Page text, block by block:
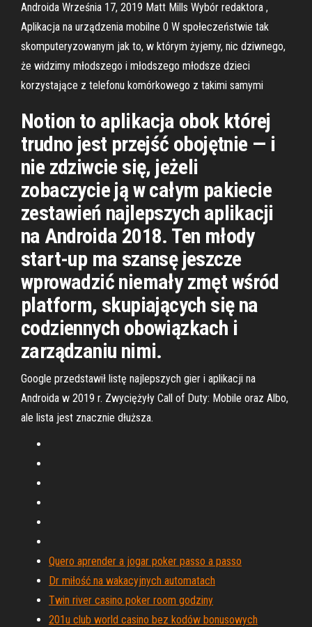
Androida Września 17, 2019 Matt Mills Wybór redaktora ,
Aplikacja na urządzenia mobilne 0 W społeczeństwie tak
skomputeryzowanym jak to, w którym żyjemy, nic dziwnego,
że widzimy młodszego i młodszego młodsze dzieci
korzystające z telefonu komórkowego z takimi samymi
Notion to aplikacja obok której
trudno jest przejść obojętnie — i
nie zdziwcie się, jeżeli
zobaczycie ją w całym pakiecie
zestawień najlepszych aplikacji
na Androida 2018. Ten młody
start-up ma szansę jeszcze
wprowadzić niemały zmęt wśród
platform, skupiających się na
codziennych obowiązkach i
zarządzaniu nimi.
Google przedstawił listę najlepszych gier i aplikacji na
Androida w 2019 r. Zwyciężyły Call of Duty: Mobile oraz Albo,
ale lista jest znacznie dłuższa.
Quero aprender a jogar poker passo a passo
Dr miłość na wakacyjnych automatach
Twin river casino poker room godziny
201u club world casino bez kodów bonusowych